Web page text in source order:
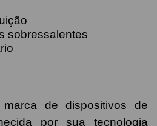
sobressalentes
de dispositivos de
por sua tecnologia